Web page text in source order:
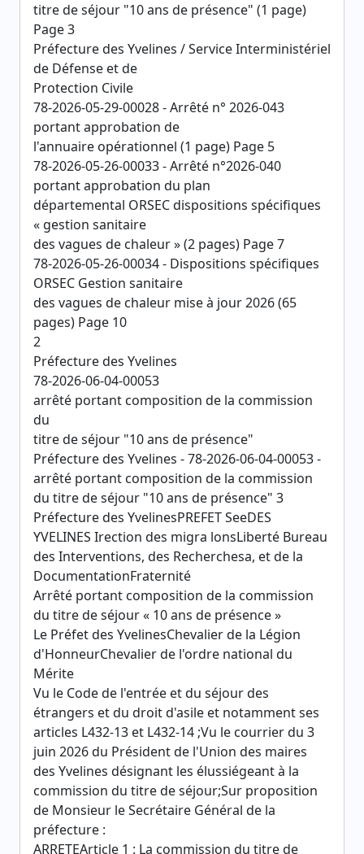
titre de séjour "10 ans de présence" (1 page)
Page 3
Préfecture des Yvelines / Service Interministériel
de Défense et de
Protection Civile
78-2026-05-29-00028 - Arrêté n° 2026-043
portant approbation de
l'annuaire opérationnel (1 page) Page 5
78-2026-05-26-00033 - Arrêté n°2026-040
portant approbation du plan
départemental ORSEC dispositions spécifiques
« gestion sanitaire
des vagues de chaleur » (2 pages) Page 7
78-2026-05-26-00034 - Dispositions spécifiques
ORSEC Gestion sanitaire
des vagues de chaleur mise à jour 2026 (65
pages) Page 10
2
Préfecture des Yvelines
78-2026-06-04-00053
arrêté portant composition de la commission
du
titre de séjour "10 ans de présence"
Préfecture des Yvelines - 78-2026-06-04-00053 -
arrêté portant composition de la commission
du titre de séjour "10 ans de présence" 3
Préfecture des YvelinesPREFET SeeDES
YVELINES Irection des migra lonsLiberté Bureau
des Interventions, des Recherchesa, et de la
DocumentationFraternité
Arrêté portant composition de la commission
du titre de séjour « 10 ans de présence »
Le Préfet des YvelinesChevalier de la Légion
d'HonneurChevalier de l'ordre national du
Mérite
Vu le Code de l'entrée et du séjour des
étrangers et du droit d'asile et notamment ses
articles L432-13 et L432-14 ;Vu le courrier du 3
juin 2026 du Président de l'Union des maires
des Yvelines désignant les élussiégeant à la
commission du titre de séjour;Sur proposition
de Monsieur le Secrétaire Général de la
préfecture :
ARRETEArticle 1 : La commission du titre de